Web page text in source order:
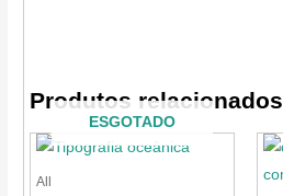
Produtos relacionados
ESGOTADO
All